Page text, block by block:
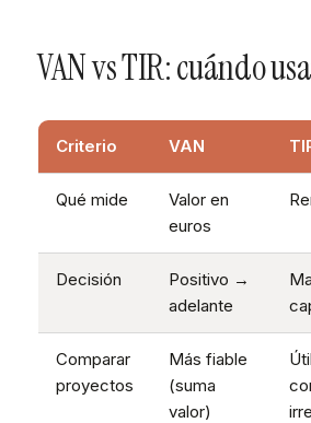
VAN vs TIR: cuándo
Criterio VAN
Qué mide
Valor en
euros
Decisión
Positivo →
adelante
Comparar
proyectos
Más fiable
(suma
valor)